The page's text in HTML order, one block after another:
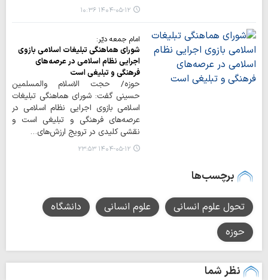
۱۴۰۴-۰۵-۱۲ ۱۰:۳۶
امام جمعه دیّر:
شورای هماهنگی تبلیغات اسلامی بازوی
اجرایی نظام اسلامی در عرصه‌های
فرهنگی و تبلیغی است
حوزه/ حجت الاسلام والمسلمین
حسینی گفت: شورای هماهنگی تبلیغات
اسلامی بازوی اجرایی نظام اسلامی در
عرصه‌های فرهنگی و تبلیغی است و
نقشی کلیدی در ترویج ارزش‌های…
۱۴۰۴-۰۵-۱۲ ۲۳:۵۳
برچسب‌ها
تحول علوم انسانی علوم انسانی
دانشگاه
حوزه
نظر شما